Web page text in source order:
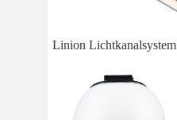
Linion Lichtkanalsystem